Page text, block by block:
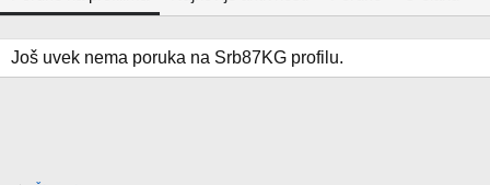
Još uvek nema poruka na Srb87KG profilu.